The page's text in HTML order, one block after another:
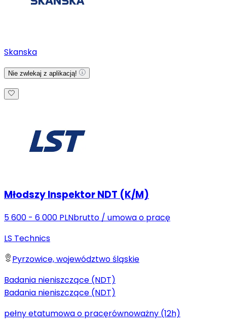
Skanska
Nie zwlekaj z aplikacją!
Młodszy Inspektor NDT (K/M)
5 600 - 6 000 PLNbrutto / umowa o pracę
LS Technics
Pyrzowice, województwo śląskie
Badania nieniszczące (NDT)
Badania nieniszczące (NDT)
pełny etatumowa o pracęrównoważny (12h)